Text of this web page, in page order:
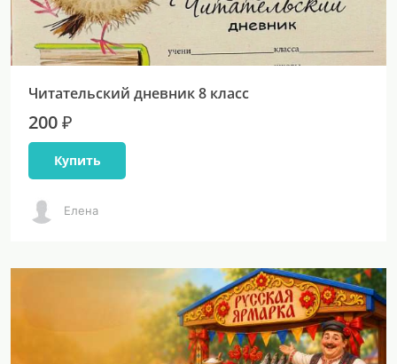
Читательский дневник 8 класс
200 ₽
Купить
Елена